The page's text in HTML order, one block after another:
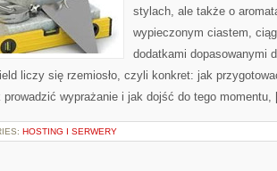
stylach, ale także o
wypieczonym ciastem,
dodatkami dopasowanymi
liczy się rzemiosło, czyli konkret: jak
prowadzić wyprażanie i jak dojść do tego
HOSTING I SERWERY